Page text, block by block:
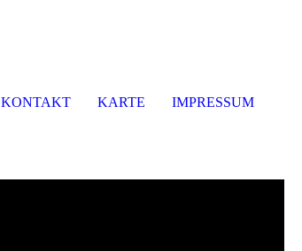
KONTAKT KARTE IMPRESSUM